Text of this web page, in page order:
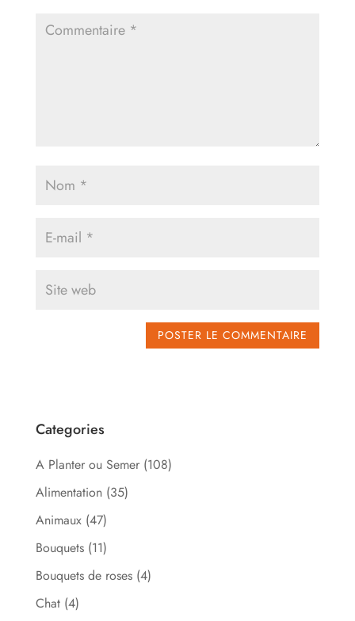
Categories
A Planter ou Semer (108)
Alimentation (35)
Animaux (47)
Bouquets (11)
Bouquets de roses (4)
Chat (4)